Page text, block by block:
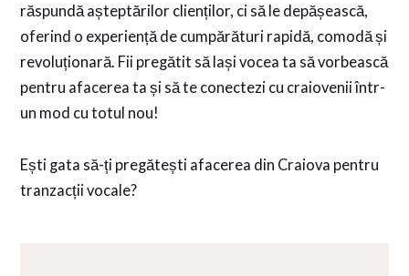
răspundă așteptărilor clienților, ci să le depășească,
oferind o experiență de cumpărături rapidă, comodă și
revoluționară. Fii pregătit să lași vocea ta să vorbească
pentru afacerea ta și să te conectezi cu craiovenii într-
un mod cu totul nou!
Ești gata să-ți pregătești afacerea din Craiova pentru
tranzacții vocale?